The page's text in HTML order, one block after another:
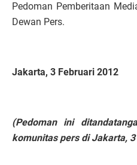
Pedoman Pemberitaan
Dewan Pers.
Jakarta, 3 Februari 2012
(Pedoman ini
komunitas pers di Jakarta,